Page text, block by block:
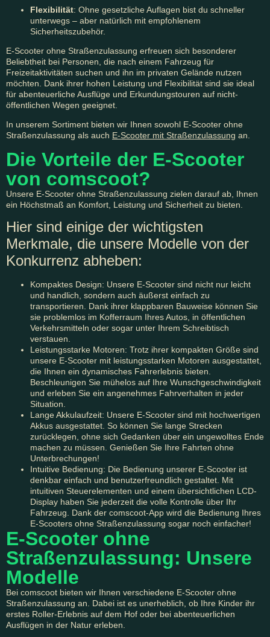
Flexibilität: Ohne gesetzliche Auflagen bist du schneller
unterwegs – aber natürlich mit empfohlenem
Sicherheitszubehör.
E-Scooter ohne Straßenzulassung erfreuen sich besonderer
Beliebtheit bei Personen, die nach einem Fahrzeug für
Freizeitaktivitäten suchen und ihn im privaten Gelände nutzen
möchten. Dank ihrer hohen Leistung und Flexibilität sind sie ideal
für abenteuerliche Ausflüge und Erkundungstouren auf nicht-
öffentlichen Wegen geeignet.
In unserem Sortiment bieten wir Ihnen sowohl E-Scooter ohne
Straßenzulassung als auch E-Scooter mit Straßenzulassung an.
Die Vorteile der E-Scooter
von comscoot?
Unsere E-Scooter ohne Straßenzulassung zielen darauf ab, Ihnen
ein Höchstmaß an Komfort, Leistung und Sicherheit zu bieten.
Hier sind einige der wichtigsten
Merkmale, die unsere Modelle von der
Konkurrenz abheben:
Kompaktes Design: Unsere E-Scooter sind nicht nur leicht
und handlich, sondern auch äußerst einfach zu
transportieren. Dank ihrer klappbaren Bauweise können Sie
sie problemlos im Kofferraum Ihres Autos, in öffentlichen
Verkehrsmitteln oder sogar unter Ihrem Schreibtisch
verstauen.
Leistungsstarke Motoren: Trotz ihrer kompakten Größe sind
unsere E-Scooter mit leistungsstarken Motoren ausgestattet,
die Ihnen ein dynamisches Fahrerlebnis bieten.
Beschleunigen Sie mühelos auf Ihre Wunschgeschwindigkeit
und erleben Sie ein angenehmes Fahrverhalten in jeder
Situation.
Lange Akkulaufzeit: Unsere E-Scooter sind mit hochwertigen
Akkus ausgestattet. So können Sie lange Strecken
zurücklegen, ohne sich Gedanken über ein ungewolltes Ende
machen zu müssen. Genießen Sie Ihre Fahrten ohne
Unterbrechungen!
Intuitive Bedienung: Die Bedienung unserer E-Scooter ist
denkbar einfach und benutzerfreundlich gestaltet. Mit
intuitiven Steuerelementen und einem übersichtlichen LCD-
Display haben Sie jederzeit die volle Kontrolle über Ihr
Fahrzeug. Dank der comscoot-App wird die Bedienung Ihres
E-Scooters ohne Straßenzulassung sogar noch einfacher!
E-Scooter ohne
Straßenzulassung: Unsere
Modelle
Bei comscoot bieten wir Ihnen verschiedene E-Scooter ohne
Straßenzulassung an. Dabei ist es unerheblich, ob Ihre Kinder ihr
erstes Roller-Erlebnis auf dem Hof oder bei abenteuerlichen
Ausflügen in der Natur erleben.